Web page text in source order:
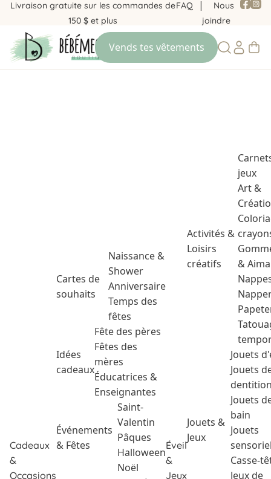
Livraison gratuite sur les commandes de
150 $ et plus
FAQ
Nous
joindre
Cadeaux
&
Occasions
Cartes de
souhaits
Naissance &
Shower
Anniversaire
Temps des
fêtes
Idées
cadeaux
Fête des pères
Fêtes des
mères
Éducatrices &
Enseignantes
Événements
& Fêtes
Saint-
Valentin
Pâques
Halloween
Noël
Éveil
&
Jeux
Activités &
Loisirs
créatifs
jeux
Art &
&
Jouets &
Jeux
Jouets
Jouets
Jouets
bain
Jouets
Casse-
Jeux de